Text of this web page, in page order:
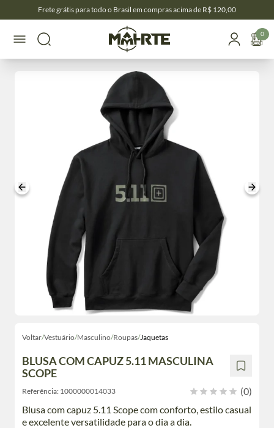
Frete grátis para todo o Brasil em compras acima de R$ 120,00
0
Voltar/Vestuário/Masculino/Roupas/Jaquetas
BLUSA COM CAPUZ 5.11 MASCULINA
SCOPE
Referência: 1000000014033
(0)
Blusa com capuz 5.11 Scope com conforto, estilo casual
e excelente versatilidade para o dia a dia.